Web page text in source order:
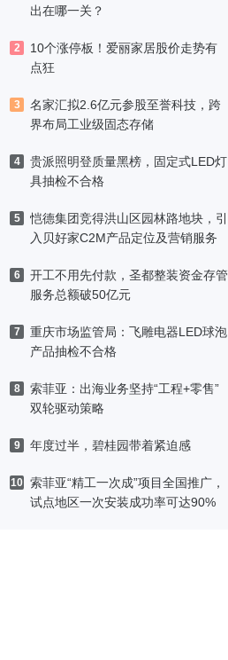
出在哪一关？
2
10个涨停板！爱丽家居股价走势有
点狂
3
名家汇拟2.6亿元参股至誉科技，跨
界布局工业级固态存储
4
贵派照明登质量黑榜，固定式LED灯
具抽检不合格
5
恺德集团竞得洪山区园林路地块，引
入贝好家C2M产品定位及营销服务
6
开工不用先付款，圣都整装资金存管
服务总额破50亿元
7
重庆市场监管局：飞雕电器LED球泡
产品抽检不合格
8
索菲亚：出海业务坚持“工程+零售”
双轮驱动策略
9 年度过半，碧桂园带着紧迫感
10 索菲亚“精工一次成”项目全国推广，
试点地区一次安装成功率可达90%